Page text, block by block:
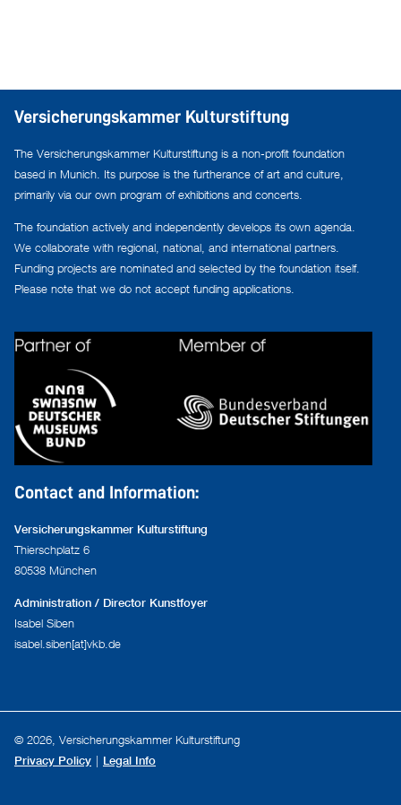
Versicherungskammer Kulturstiftung
The Versicherungskammer Kulturstiftung is a non-profit foundation
based in Munich. Its purpose is the furtherance of art and culture,
primarily via our own program of exhibitions and concerts.
The foundation actively and independently develops its own agenda.
We collaborate with regional, national, and international partners.
Funding projects are nominated and selected by the foundation itself.
Please note that we do not accept funding applications.
Contact and Information:
Versicherungskammer Kulturstiftung
Thierschplatz 6
80538 München
Administration / Director Kunstfoyer
Isabel Siben
isabel.siben[at]vkb.de
© 2026, Versicherungskammer Kulturstiftung
Privacy Policy Legal Info